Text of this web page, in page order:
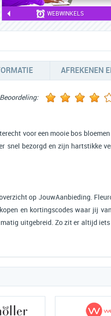
WEBWINKELS
AFREKENEN
Beoordeling:
voor een mooie bos
snel bezorgd en zijn hartstikke
op JouwAanbieding.
en kortingscodes waar jij
uitgebreid. Zo zit er altijd